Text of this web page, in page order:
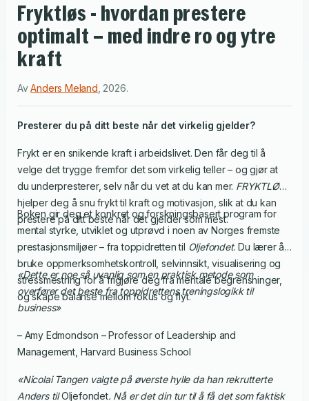
Fryktløs - hvordan prestere
optimalt – med indre ro og ytre
kraft
AvAnders Meland 2026.
Presterer du på ditt beste når det virkelig gjelder?
Frykt er en snikende kraft i arbeidslivet. Den får deg til å
velge det trygge fremfor det som virkelig teller – og gjør at
du underpresterer, selv når du vet at du kan mer. FRYKTLØS
hjelper deg å snu frykt til kraft og motivasjon, slik at du kan
prestere på ditt beste når det gjelder som mest.
Boken gir deg et konkret og forskningsbasert program for
mental styrke, utviklet og utprøvd i noen av Norges fremste
prestasjonsmiljøer – fra toppidretten til Oljefondet. Du lærer å
bruke oppmerksomhetskontroll, selvinnsikt, visualisering og
stressmestring for å frigjøre deg fra mentale begrensninger,
og skape balanse mellom fokus og flyt.
«Dette er noe så uvanlig som en praktisk metode som
overfører det beste fra toppidrettens treningslogikk til
business»
– Amy Edmondson – Professor of Leadership and
Management, Harvard Business School
«Nicolai Tangen valgte på øverste hylle da han rekrutterte
Anders tilOljefondet. Nå er det din tur til å få det som faktisk